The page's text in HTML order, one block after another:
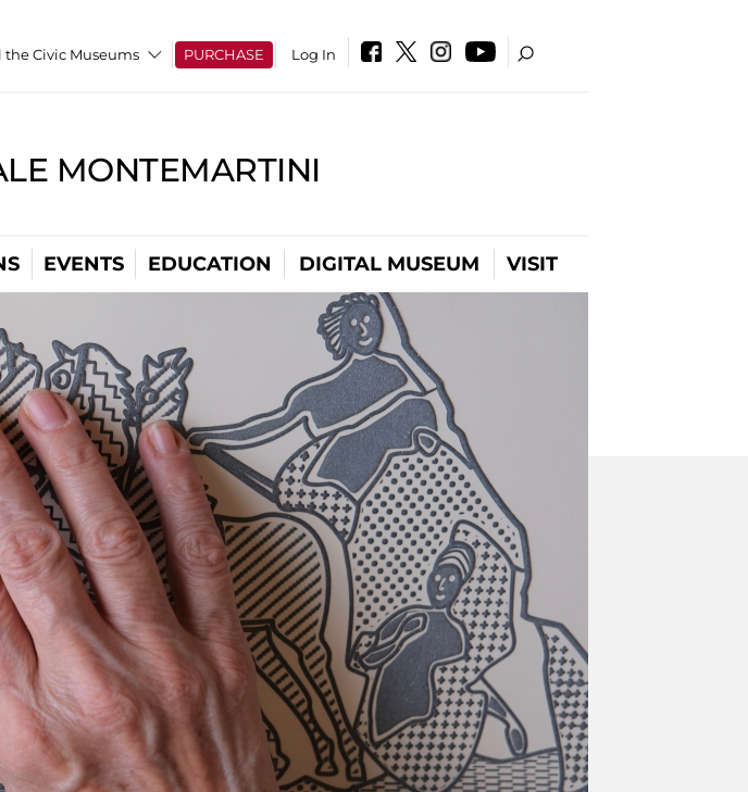
the Civic Museums PURCHASE Log In
MONTEMARTINI
EVENTS EDUCATION DIGITAL MUSEUM VISIT